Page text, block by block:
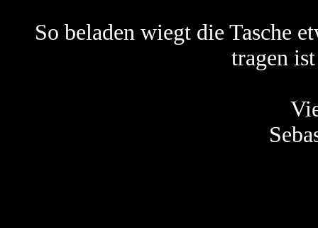
So beladen wiegt die Tasche
tragen